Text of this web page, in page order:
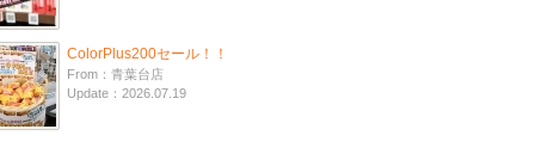
ColorPlus200セール！！
From：青葉台店
Update：2026.07.19